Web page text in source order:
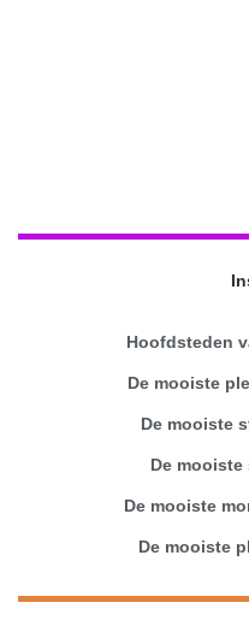
Hoofdsteden
De mooiste
De mooiste
De
De mooiste
De mooiste